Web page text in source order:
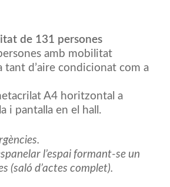
de 131 persones
amb mobilitat
tant d’aire condicionat com a
A4 horitzontal a
i pantalla en el hall.
l’espai formant-se un
(saló d’actes complet).